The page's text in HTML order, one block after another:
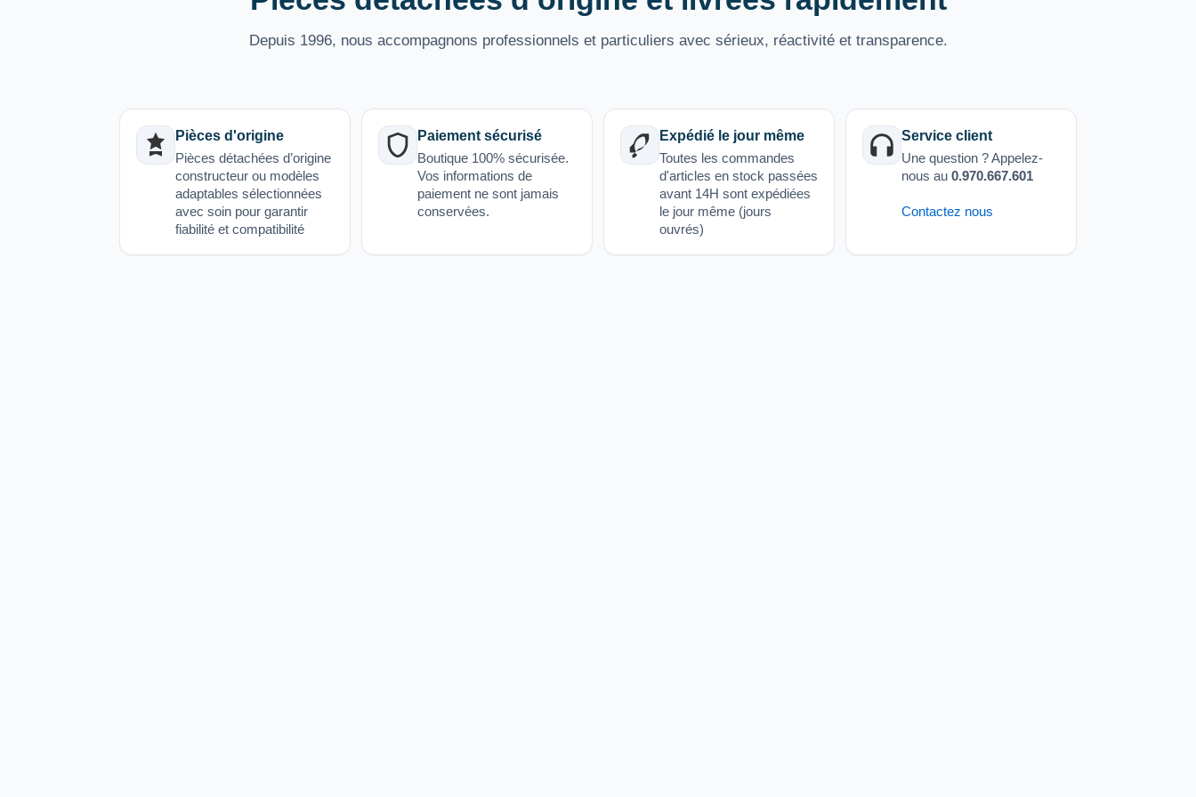
Depuis 1996, nous accompagnons professionnels et particuliers avec sérieux, réactivité et transparence.
Pièces d'origine
Pièces détachées d’origine
constructeur ou modèles
adaptables sélectionnées
avec soin pour garantir
fiabilité et compatibilité
Paiement sécurisé
Boutique 100% sécurisée.
Vos informations de
paiement ne sont jamais
conservées.
Expédié le jour même
Toutes les commandes
d'articles en stock passées
avant 14H sont expédiées
le jour même (jours
ouvrés)
Service client
Une question ? Appelez-
nous au 0.970.667.601
Contactez nous